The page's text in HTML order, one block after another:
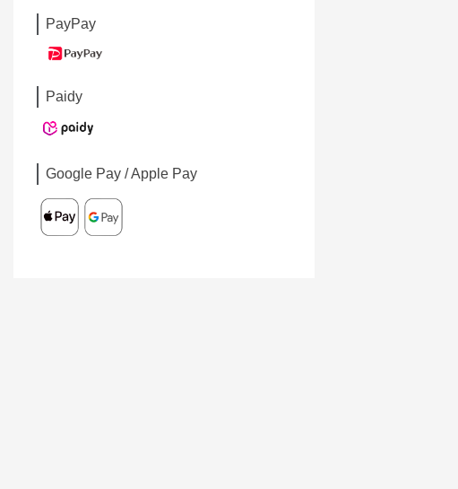
PayPay
Paidy
Google Pay / Apple Pay